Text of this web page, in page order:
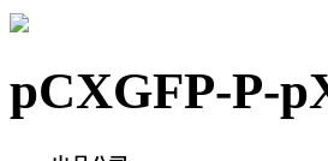
pCXGFP-P-